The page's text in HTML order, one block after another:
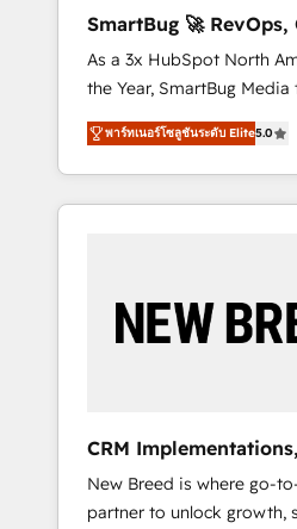
agents, and high-integrity
reporting clarity. Security & Compliance: SOC
2 Type I and HIPAA
grade data security. 🏆 Why Bluleadz? GTM
OS Partner | 16+ Years
Five-Star Reviews
SmartBug 🚀 RevOps,
Integration Experts
As a 3x HubSpot North
the Year, SmartBug
customer lifecycle into a
unified ecosystem
divisions Globalia (AI &
Success Media (Paid
by Globalia’s technical
19 HubSpot-certified
deployment of Breeze AI
to automate growth. 🏆 Elite Excellence - 8
platform accreditations
พาร์ทเนอร์โซลูชันระดับ Elite5.0
CRM
+ Web, Demand Gen
New Breed is where go-
partner to unlock growth,